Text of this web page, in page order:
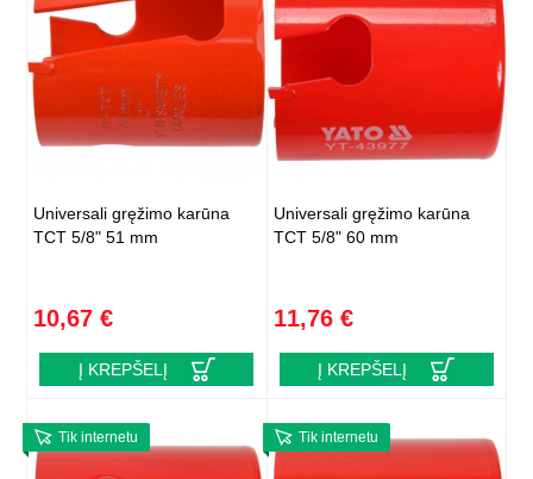
Universali gręžimo karūna
TCT 5/8" 51 mm
10,67 €
Į KREPŠELĮ
Universali gręžimo karūna
TCT 5/8" 60 mm
11,76 €
Į KREPŠELĮ
Tik internetu Tik internetu